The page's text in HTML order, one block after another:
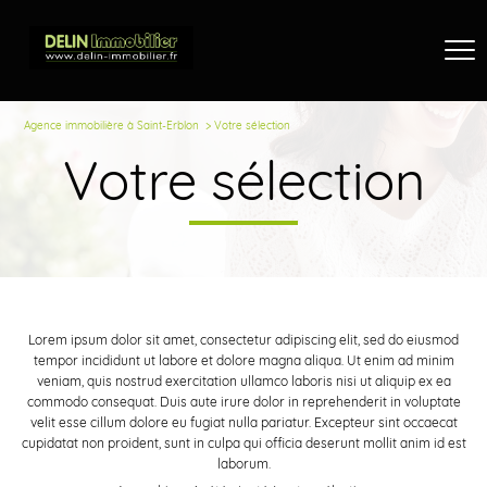
Agence immobilière à Saint-Erblon Votre sélection
Votre sélection
Lorem ipsum dolor sit amet, consectetur adipiscing elit, sed do eiusmod
tempor incididunt ut labore et dolore magna aliqua. Ut enim ad minim
veniam, quis nostrud exercitation ullamco laboris nisi ut aliquip ex ea
commodo consequat. Duis aute irure dolor in reprehenderit in voluptate
velit esse cillum dolore eu fugiat nulla pariatur. Excepteur sint occaecat
cupidatat non proident, sunt in culpa qui officia deserunt mollit anim id est
laborum.